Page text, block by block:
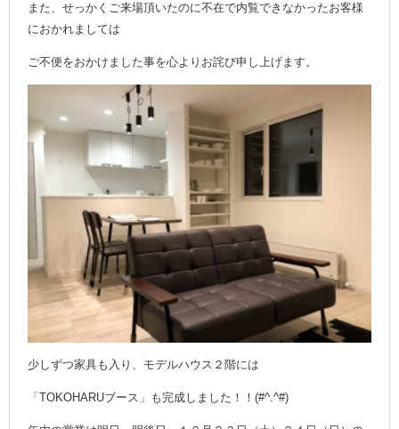
また、せっかくご来場頂いたのに不在で内覧できなかったお客様
におかれましては
ご不便をおかけました事を心よりお詫び申し上げます。
少しずつ家具も入り、モデルハウス２階には
「TOKOHARUブース」も完成しました！！(#^.^#)